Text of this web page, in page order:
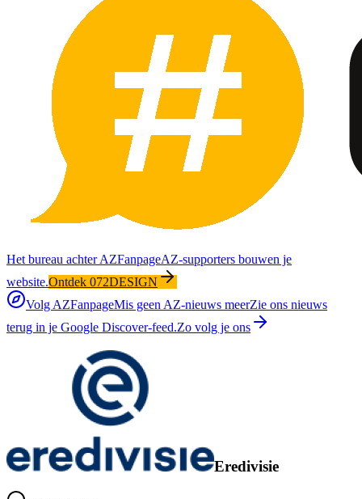
Het bureau achter AZFanpageAZ-supporters bouwen je
website.Ontdek 072DESIGN
Volg AZFanpageMis geen AZ-nieuws meerZie ons nieuws
terug in je Google Discover-feed.Zo volg je ons
Eredivisie